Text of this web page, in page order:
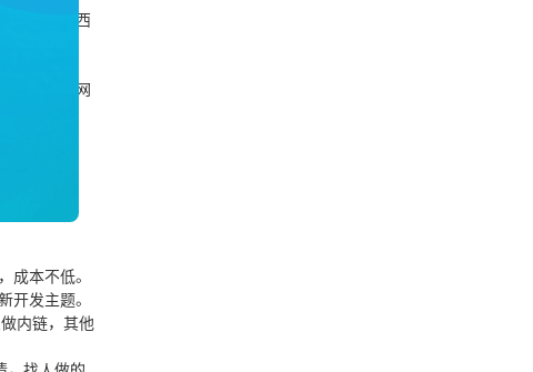
学到的东西
值比较
现，淘客网
本不低。
发主题。
内链，其他